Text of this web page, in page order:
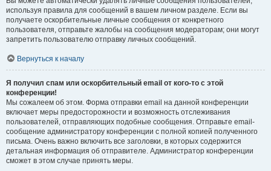
используя правила для сообщений в вашем личном разделе. Если вы
получаете оскорбительные личные сообщения от конкретного
пользователя, отправьте жалобы на сообщения модераторам; они могут
запретить пользователю отправку личных сообщений.
Вернуться к началу
Я получил спам или оскорбительный email от кого-то с этой
конференции!
Мы сожалеем об этом. Форма отправки email на данной конференции
включает меры предосторожности и возможность отслеживания
пользователей, отправляющих подобные сообщения. Отправьте email-
сообщение администратору конференции с полной копией полученного
письма. Очень важно включить все заголовки, в которых содержится
детальная информация об отправителе. Администратор конференции
сможет в этом случае принять меры.